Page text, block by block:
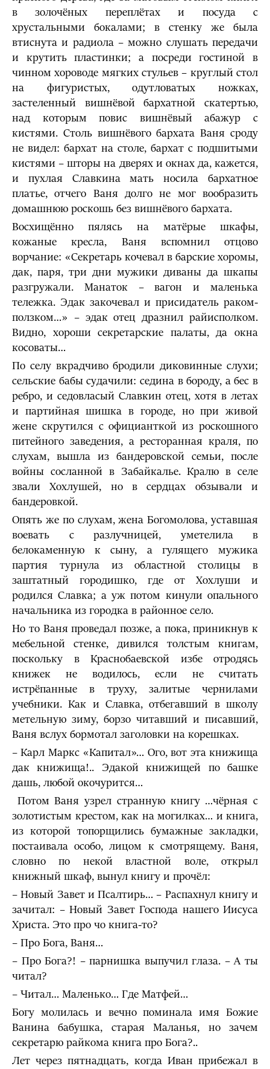
в золочёных переплётах и посуда с
хрустальными бокалами; в стенку же была
втиснута и радиола – можно слушать передачи
и крутить пластинки; а посреди гостиной в
чинном хороводе мягких стульев – круглый стол
на фигуристых, одутловатых ножках,
застеленный вишнёвой бархатной скатертью,
над которым повис вишнёвый абажур с
кистями. Столь вишнёвого бархата Ваня сроду
не видел: бархат на столе, бархат с подшитыми
кистями – шторы на дверях и окнах да, кажется,
и пухлая Славкина мать носила бархатное
платье, отчего Ваня долго не мог вообразить
домашнюю роскошь без вишнёвого бархата.
Восхищённо пялясь на матёрые шкафы,
кожаные кресла, Ваня вспомнил отцово
ворчание: «Секретарь кочевал в барские хоромы,
дак, паря, три дни мужики диваны да шкапы
разгружали. Манаток – вагон и маленька
тележка. Эдак закочевал и присидатель раком-
ползком…» – эдак отец дразнил райисполком.
Видно, хороши секретарские палаты, да окна
косоваты…
По селу вкрадчиво бродили диковинные слухи;
сельские бабы судачили: седина в бороду, а бес в
ребро, и седовласый Славкин отец, хотя в летах
и партийная шишка в городе, но при живой
жене скрутился с официанткой из роскошного
питейного заведения, а ресторанная краля, по
слухам, вышла из бандеровской семьи, после
войны сосланной в Забайкалье. Кралю в селе
звали Хохлушей, но в сердцах обзывали и
бандеровкой.
Опять же по слухам, жена Богомолова, уставшая
воевать с разлучницей, уметелила в
белокаменную к сыну, а гулящего мужика
партия турнула из областной столицы в
заштатный городишко, где от Хохлуши и
родился Славка; а уж потом кинули опального
начальника из городка в районное село.
Но то Ваня проведал позже, а пока, приникнув к
мебельной стенке, дивился толстым книгам,
поскольку в Краснобаевской избе отродясь
книжек не водилось, если не считать
истрёпанные в труху, залитые чернилами
учебники. Как и Славка, отбегавший в школу
метельную зиму, борзо читавший и писавший,
Ваня вслух бормотал заголовки на корешках.
– Карл Маркс «Капитал»… Ого, вот эта книжища
дак книжища!.. Эдакой книжищей по башке
дашь, любой окочурится…
Потом Ваня узрел странную книгу …чёрная с
золотистым крестом, как на могилках… и книга,
из которой топорщились бумажные закладки,
постаивала особо, лицом к смотрящему. Ваня,
словно по некой властной воле, открыл
книжный шкаф, вынул книгу и прочёл:
– Новый Завет и Псалтирь… – Распахнул книгу и
зачитал: – Новый Завет Господа нашего Иисуса
Христа. Это про чо книга-то?
– Про Бога, Ваня…
– Про Бога?! – парнишка выпучил глаза. – А ты
читал?
– Читал… Маленько… Где Матфей…
Богу молилась и вечно поминала имя Божие
Ванина бабушка, старая Маланья, но зачем
секретарю райкома книга про Бога?..
Лет через пятнадцать, когда Иван прибежал в